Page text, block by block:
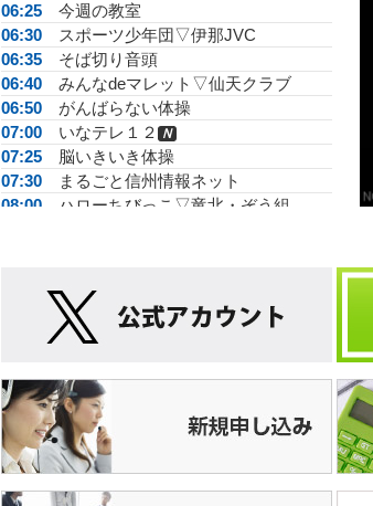
06:25
今週の教室
06:30
スポーツ少年団▽伊那JVC
06:35
そば切り音頭
06:40
みんなdeマレット▽仙天クラブ
06:50
がんばらない体操
07:00
いなテレ１２ Ｎ
07:25
脳いきいき体操
07:30
まるごと信州情報ネット
08:00
ハローちびっこ▽竜北・ぞう組
記録する街並み
ハローちびっこ▽竜北・ぞう組
10:30
がんばらない体操
10:40
手話で話そう
10:45
イチゲンさんどうでしょう
11:00
ＪＡ広報る～らる
11:20
私の地域▽緑のある風景
11:50
運動あそびＧＯＧＯ